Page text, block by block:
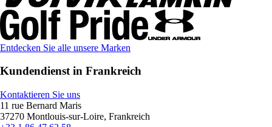
Entdecken Sie alle unsere Marken
Kundendienst in Frankreich
Kontaktieren Sie uns
11 rue Bernard Maris
37270 Montlouis-sur-Loire, Frankreich